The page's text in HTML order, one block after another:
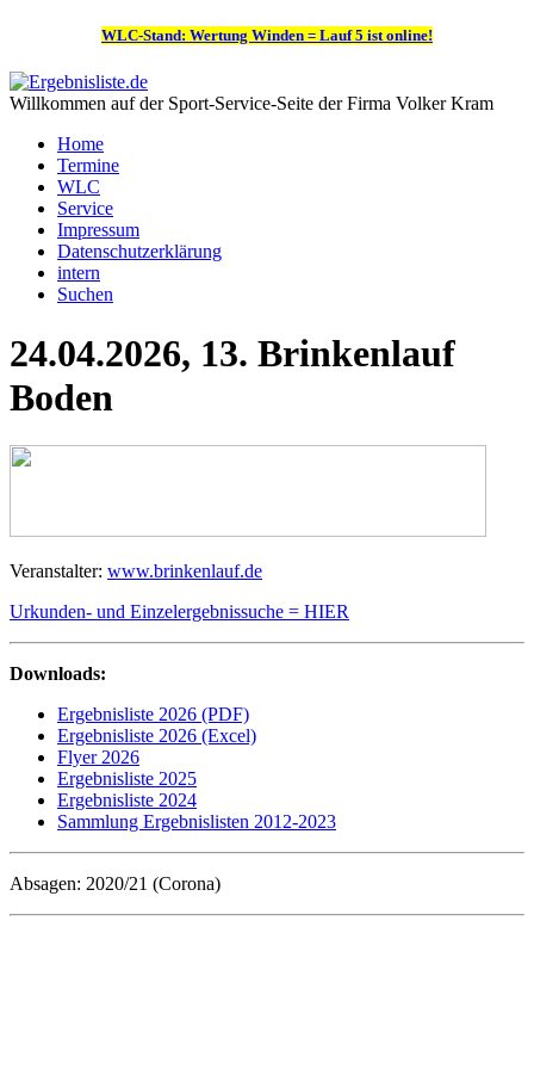
WLC-Stand: Wertung Winden = Lauf 5 ist online!
Willkommen auf der Sport-Service-Seite der Firma Volker Kram
Home
Termine
WLC
Service
Impressum
Datenschutzerklärung
intern
Suchen
24.04.2026, 13. Brinkenlauf
Boden
Veranstalter: www.brinkenlauf.de
Urkunden- und Einzelergebnissuche = HIER
Downloads:
Ergebnisliste 2026 (PDF)
Ergebnisliste 2026 (Excel)
Flyer 2026
Ergebnisliste 2025
Ergebnisliste 2024
Sammlung Ergebnislisten 2012-2023
Absagen: 2020/21 (Corona)